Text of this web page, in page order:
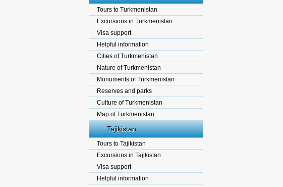
Tours to Turkmenistan
Excursions in Turkmenistan
Visa support
Helpful information
Cities of Turkmenistan
Nature of Turkmenistan
Monuments of Turkmenistan
Reserves and parks
Culture of Turkmenistan
Map of Turkmenistan
Tajikistan
Tours to Tajikistan
Excursions in Tajikistan
Visa support
Helpful information